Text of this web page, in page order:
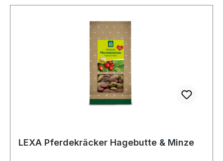
LEXA Pferdekräcker Hagebutte & Minze